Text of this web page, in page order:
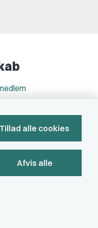
Tillad alle cookies
Afvis alle